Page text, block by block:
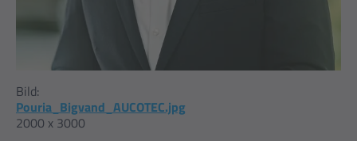
Bild:
Pouria_Bigvand_AUCOTEC.jpg
2000 x 3000